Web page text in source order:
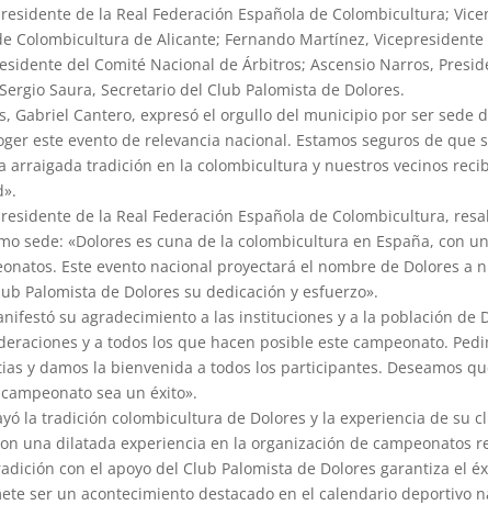
de la Real Federación Española de Colombicultura;
Colombicultura de Alicante; Fernando Martínez,
del Comité Nacional de Árbitros; Ascensio Narros,
Saura, Secretario del Club Palomista de Dolores.
Gabriel Cantero, expresó el orgullo del municipio por ser sede
este evento de relevancia nacional. Estamos seguros de que
arraigada tradición en la colombicultura y nuestros vecinos
de la Real Federación Española de Colombicultura,
sede: «Dolores es cuna de la colombicultura en España, con
Este evento nacional proyectará el nombre de Dolores a
Palomista de Dolores su dedicación y esfuerzo».
su agradecimiento a las instituciones y a la población de
y a todos los que hacen posible este campeonato.
y damos la bienvenida a todos los participantes. Deseamos
sea un éxito».
la tradición colombicultura de Dolores y la experiencia de su
una dilatada experiencia en la organización de campeonatos
con el apoyo del Club Palomista de Dolores garantiza el
ser un acontecimiento destacado en el calendario deportivo